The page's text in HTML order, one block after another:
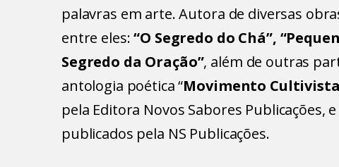
palavras em arte. Autora de diversas
entre eles:“O Segredo do Chá”,
Segredo da Oração”, além de outras
antologia poética “Movimento
pela Editora Novos Sabores Publicações,
publicados pela NS Publicações.